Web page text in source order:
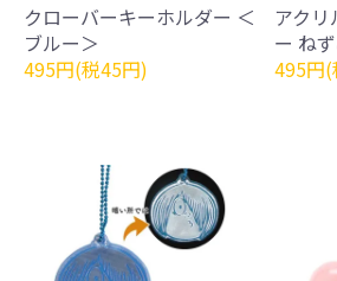
クローバーキーホルダー ＜
ブルー＞
495円(税45円)
アク
ー ね
495円